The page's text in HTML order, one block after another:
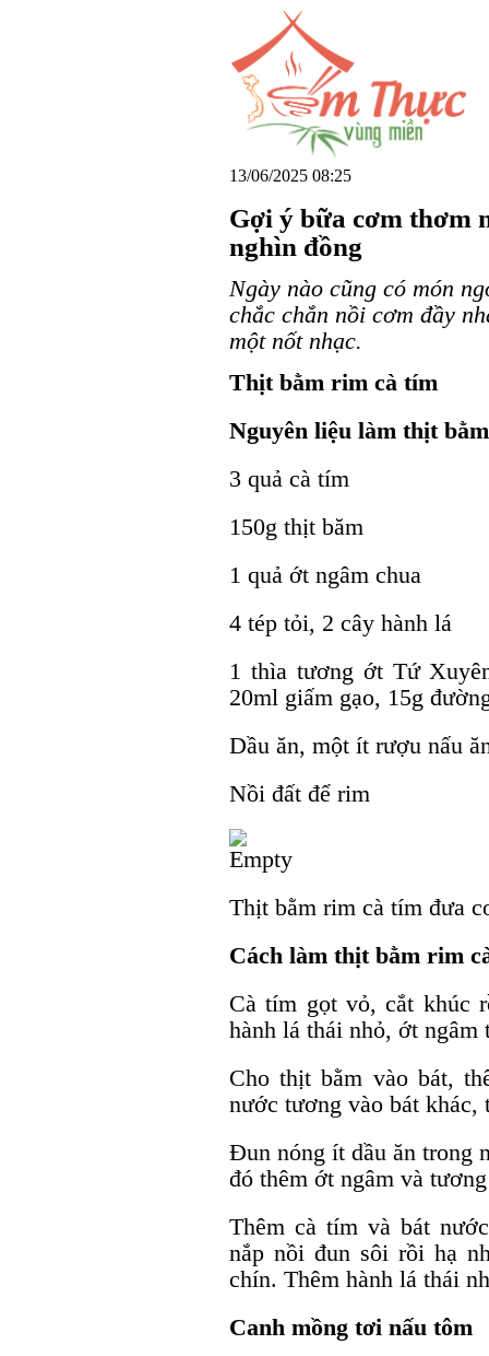
13/06/2025 08:25
Gợi ý bữa cơm thơm
nghìn đồng
Ngày nào cũng có món
chắc chắn nồi cơm đầy
một nốt nhạc.
Thịt bằm rim cà tím
Nguyên liệu làm thịt
3 quả cà tím
150g thịt băm
1 quả ớt ngâm chua
4 tép tỏi, 2 cây hành lá
1 thìa tương ớt Tứ
20ml giấm gạo, 15g
Dầu ăn, một ít rượu nấu
Nồi đất để rim
Thịt bằm rim cà tím đưa
Cách làm thịt bằm rim
Cà tím gọt vỏ, cắt khúc
hành lá thái nhỏ, ớt ngâm
Cho thịt bằm vào bát,
nước tương vào bát khác,
Đun nóng ít dầu ăn trong
đó thêm ớt ngâm và
Thêm cà tím và bát
nắp nồi đun sôi rồi hạ
chín. Thêm hành lá thái
Canh mồng tơi nấu tôm